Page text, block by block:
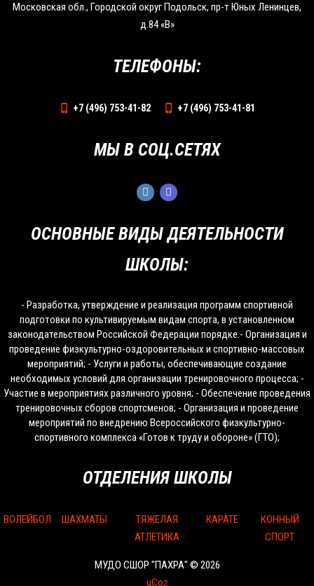
ОСНОВНЫЕ ВИДЫ ДЕЯТЕЛЬНОСТИ
ШКОЛЫ:
- Разработка, утверждение и реализация программ спортивной
подготовки по культивируемым видам спорта, в установленном
законодательством Российской Федерации порядке.- Организация и
проведение физкультурно-оздоровительных и спортивно-массовых
мероприятий; - Услуги и работы, обеспечивающие создание
необходимых условий для организации тренировочного процесса; -
Участие в мероприятиях различного уровня; - Обеспечение проведения
тренировочных сборов спортсменов; - Организация и проведение
мероприятий по внедрению Всероссийского физкультурно-
спортивного комплекса «Готов к труду и обороне» (ГТО);
ОТДЕЛЕНИЯ ШКОЛЫ
ВОЛЕЙБОЛ ШАХМАТЫ
ТЯЖЕЛАЯ
АТЛЕТИКА
КАРАТЕ
КОННЫЙ
СПОРТ
МУДО СШОР "ПАХРА" © 2026
uCoz
Московская обл., Городской округ Подольск, пр-т Юных Ленинцев,
д.84 «В»
ТЕЛЕФОНЫ:
+7 (496) 753-41-82 +7 (496) 753-41-81
МЫ В СОЦ.СЕТЯХ